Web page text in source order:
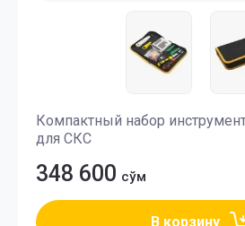
Компактный набор
для СКС
348 600 сўм
В корзину